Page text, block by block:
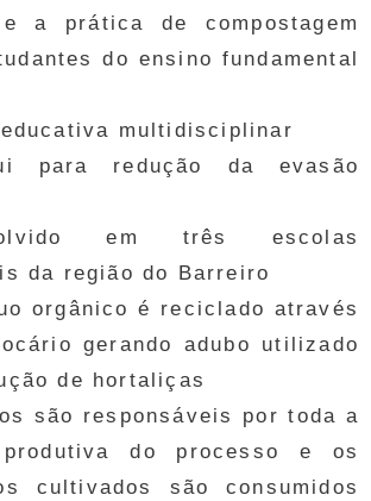
a prática de compostagem
do ensino fundamental
multidisciplinar
para redução da evasão
em três escolas
da região do Barreiro
orgânico é reciclado através
gerando adubo utilizado
de hortaliças
são responsáveis por toda a
do processo e os
cultivados são consumidos